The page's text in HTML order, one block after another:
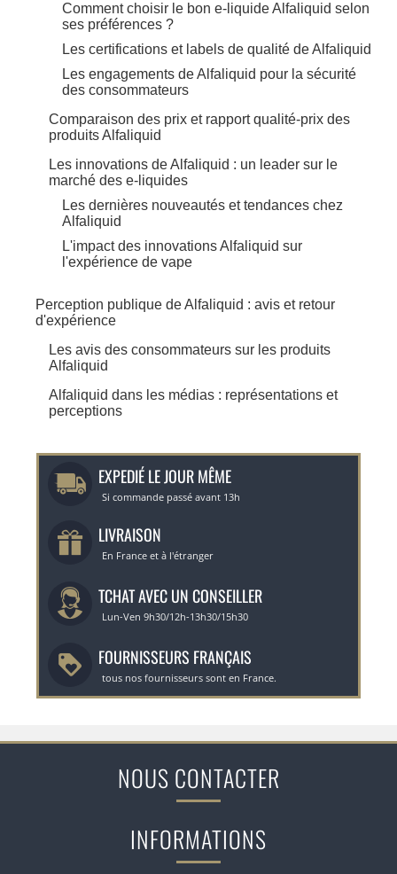
Comment choisir le bon e-liquide Alfaliquid selon
ses préférences ?
Les certifications et labels de qualité de Alfaliquid
Les engagements de Alfaliquid pour la sécurité
des consommateurs
Comparaison des prix et rapport qualité-prix des
produits Alfaliquid
Les innovations de Alfaliquid : un leader sur le
marché des e-liquides
Les dernières nouveautés et tendances chez
Alfaliquid
L'impact des innovations Alfaliquid sur
l'expérience de vape
Perception publique de Alfaliquid : avis et retour
d'expérience
Les avis des consommateurs sur les produits
Alfaliquid
Alfaliquid dans les médias : représentations et
perceptions
EXPEDIÉ LE JOUR MÊME
Si commande passé avant 13h
LIVRAISON
En France et à l'étranger
TCHAT AVEC UN CONSEILLER
Lun-Ven 9h30/12h-13h30/15h30
FOURNISSEURS FRANÇAIS
tous nos fournisseurs sont en France.
NOUS CONTACTER
INFORMATIONS